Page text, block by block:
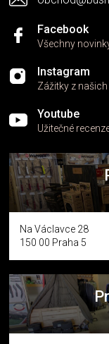
Facebook
Všechny
Instagram
Zážitky z
Youtube
Užitečné
Na Václavce 28
150 00 Praha 5